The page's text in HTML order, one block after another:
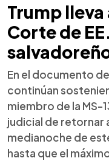
Trump lleva
Corte de
En el documento
continúan
miembro de la MS-
judicial de retornar
medianoche de
hasta que el